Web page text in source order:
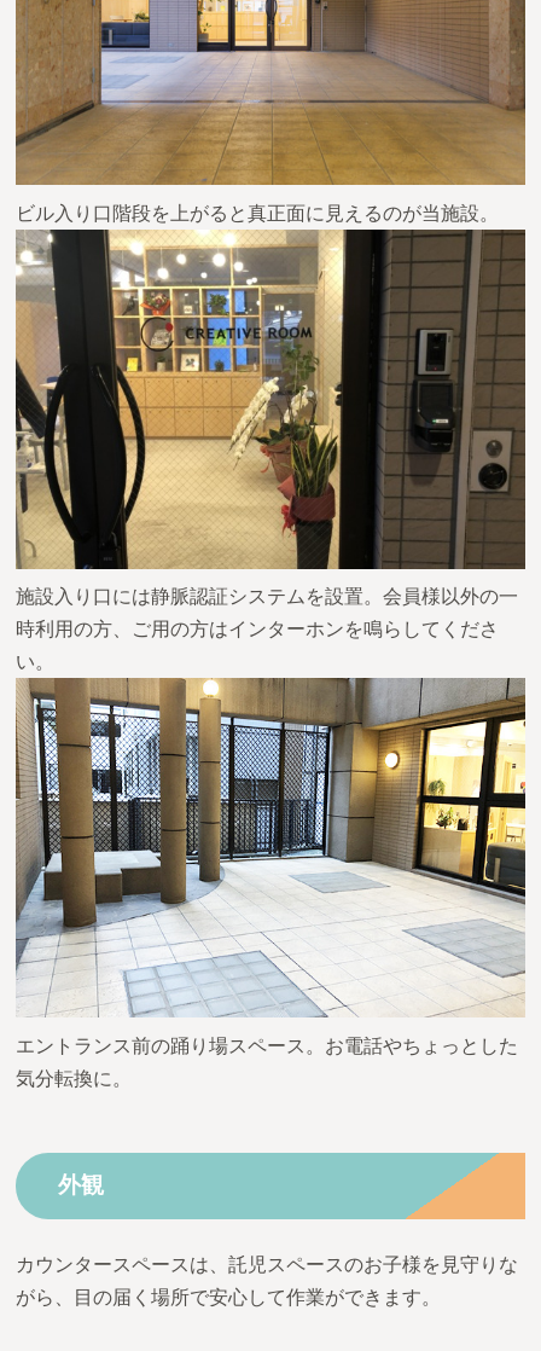
ビル入り口階段を上がると真正面に見えるのが当施設。
施設入り口には静脈認証システムを設置。会員様以外の一
時利用の方、ご用の方はインターホンを鳴らしてくださ
い。
エントランス前の踊り場スペース。お電話やちょっとした
気分転換に。
外観
カウンタースペースは、託児スペースのお子様を見守りな
がら、目の届く場所で安心して作業ができます。